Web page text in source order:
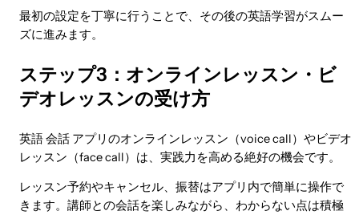
最初の設定を丁寧に行うことで、その後の英語学習がスムー
ズに進みます。
ステップ3：オンラインレッスン・ビ
デオレッスンの受け方
英語 会話 アプリのオンラインレッスン（voice call）やビデオ
レッスン（face call）は、実践力を高める絶好の機会です。
レッスン予約やキャンセル、振替はアプリ内で簡単に操作で
きます。講師との会話を楽しみながら、わからない点は積極